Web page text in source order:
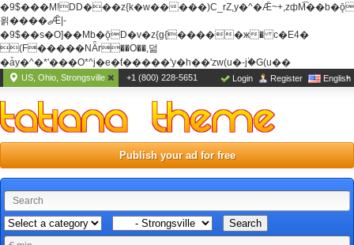
�9$���M!DD���z{k�w��
욁����ޖǢ|-
�9$��s�O]��Mb�ǭD�v�z{g{�����ж� c�E4�
(F�����ΝǞr��O��,덞
�ǡy�^�*'���O*^j�e�ƭ�����'y�h��'zw(u�-j۬�G(u��
US, Ohio, Strongsville +1 (800) 228-5651 English
Register
Login
Publish your ad for free
Search